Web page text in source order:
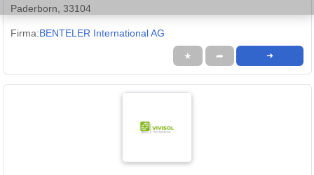
Paderborn, 33104
Firma:BENTELER International AG
★ ➦ ➜